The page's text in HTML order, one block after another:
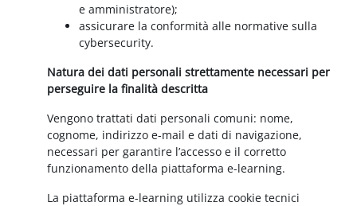
e amministratore);
assicurare la conformità alle normative sulla
cybersecurity.
Natura dei dati personali strettamente necessari per
perseguire la finalità descritta
Vengono trattati dati personali comuni: nome,
cognome, indirizzo e-mail e dati di navigazione,
necessari per garantire l’accesso e il corretto
funzionamento della piattaforma e-learning.
La piattaforma e-learning utilizza cookie tecnici